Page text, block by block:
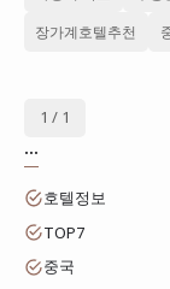
장가계호텔추천
1 / 1
...
호텔정보
TOP7
중국